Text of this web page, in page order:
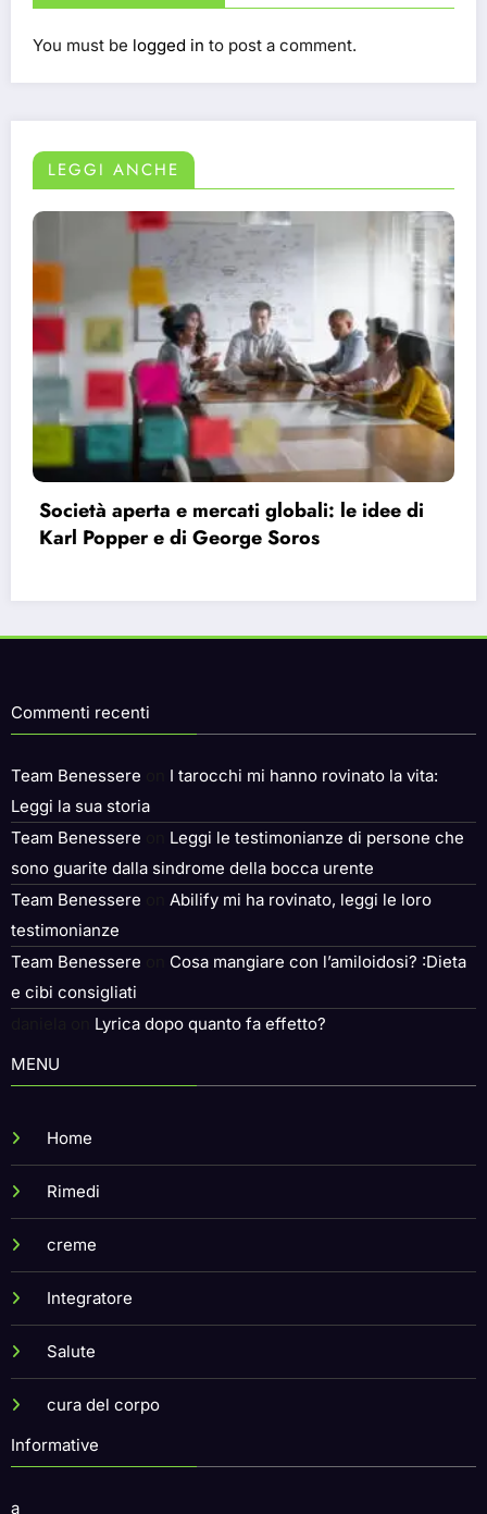
You must be logged in to post a comment.
LEGGI ANCHE
Bauman e la modernità liquida: perché ci
sentiamo vuoti nonostante le infinite
Commenti recenti
Team Benessere
I tarocchi mi hanno rovinato la vita:
Leggi la sua storia
Team Benessere
Leggi le testimonianze di persone che
sono guarite dalla sindrome della bocca urente
Team Benessere
Abilify mi ha rovinato, leggi le loro
testimonianze
Team Benessere
Cosa mangiare con l’amiloidosi? :Dieta
e cibi consigliati
Lyrica dopo quanto fa effetto?
MENU
Home
Rimedi
creme
Integratore
Salute
cura del corpo
Informative